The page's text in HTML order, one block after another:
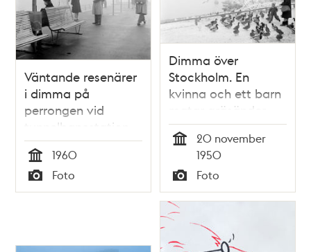
Väntande resenärer
i dimma på
perrongen vid
tunnelbanestation
Svedmyra.
Tid
1960
Typ
Foto
Dimma över
Stockholm. En
kvinna och ett barn
matar gräsänder
20 november
1950
Typ
Foto